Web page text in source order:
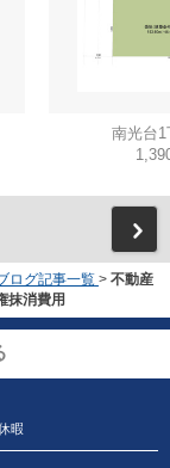
南光台
ログ記事一覧 > 不動産
抹消費用
暇